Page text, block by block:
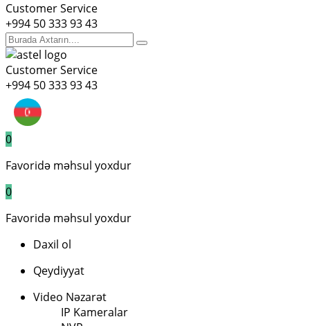
Customer Service
+994 50 333 93 43
Customer Service
+994 50 333 93 43
0
Favoridə məhsul yoxdur
0
Favoridə məhsul yoxdur
Daxil ol
Qeydiyyat
Video Nəzarət
IP Kameralar